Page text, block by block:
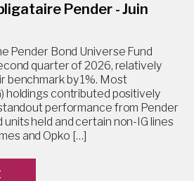
Pender - Juin
Pender Bond Universe Fund
quarter of 2026, relatively
benchmark by 1%. Most
holdings contributed positively
performance from Pender
held and certain non-IG lines
and Opko […]